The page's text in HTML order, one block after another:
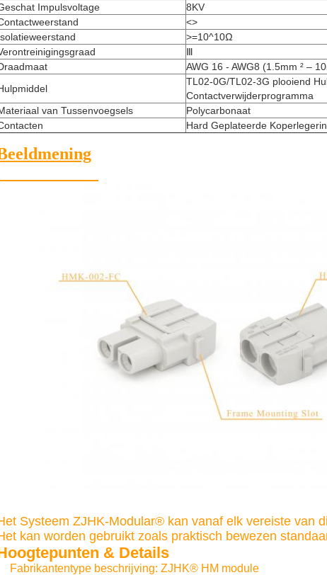
Impulsvoltage
8KV
<>
>=10^10Ω
Ⅲ
AWG 16 - AWG8 (1.5mm ² –
TL02-0G/TL02-3G plooiend
Contactverwijderprogramma
van Tussenvoegsels
Polycarbonaat
Hard Geplateerde
Systeem ZJHK-Modular® kan vanaf elk vereiste van
kan worden gebruikt zoals praktisch bewezen
& Details
Fabrikantentype beschrijving: ZJHK® HM module